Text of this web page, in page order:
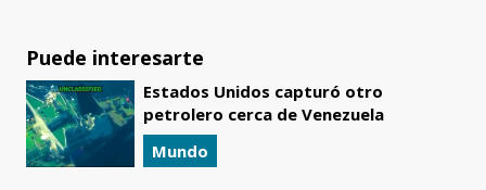
Puede interesarte
Estados Unidos capturó otro
petrolero cerca de Venezuela
Mundo